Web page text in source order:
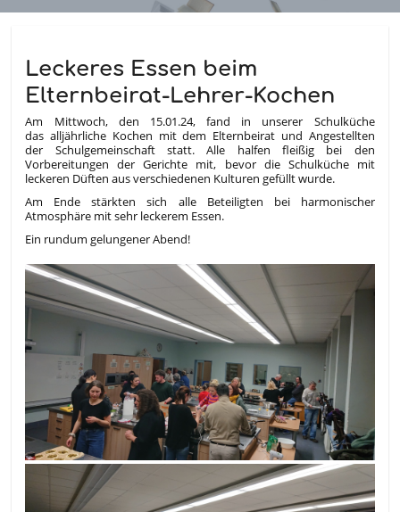
Leckeres Essen beim
Elternbeirat-Lehrer-Kochen
Am Mittwoch, den 15.01.24, fand in unserer Schulküche
das alljährliche Kochen mit dem Elternbeirat und Angestellten
der Schulgemeinschaft statt. Alle halfen fleißig bei den
Vorbereitungen der Gerichte mit, bevor die Schulküche mit
leckeren Düften aus verschiedenen Kulturen gefüllt wurde.
Am Ende stärkten sich alle Beteiligten bei harmonischer
Atmosphäre mit sehr leckerem Essen.
Ein rundum gelungener Abend!